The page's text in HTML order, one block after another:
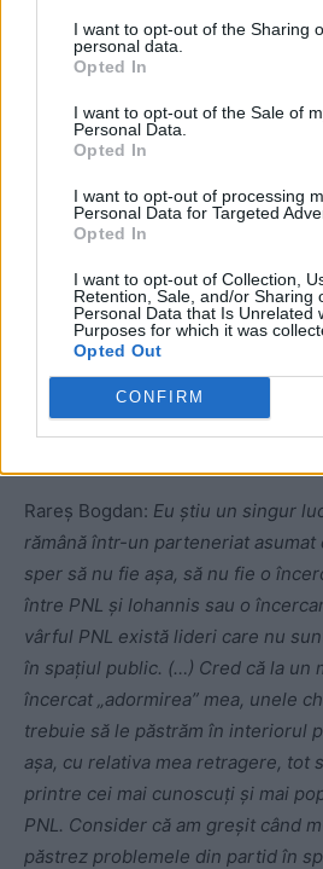
I want to opt-out of the Sharing
personal data.
Opted In
I want to opt-out of the Sale of
Personal Data.
Opted In
I want to opt-out of processing
Personal Data for Targeted
Opted In
I want to opt-out of Collection,
Retention, Sale, and/or Sharing
Personal Data that Is Unrelated
Purposes for which it was
Opted Out
CONFIRM
foarte apropiate cu tine, mă refer
Eduard Hellvig?
ad
Rareș Bogdan: Eu știu un singur
rămână într-un parteneriat asumat
sper să nu fie așa, să nu fie o
între PNL și Iohannis sau o
vârful PNL există lideri care nu
în spațiul public. (…) Cred că la un
încercat „adormirea” mea, unele
trebuie să le păstrăm în interiorul
așa, cu relativa mea retragere, tot
printre cei mai cunoscuți și mai
PNL. Consider că am greșit când
păstrez problemele din partid în